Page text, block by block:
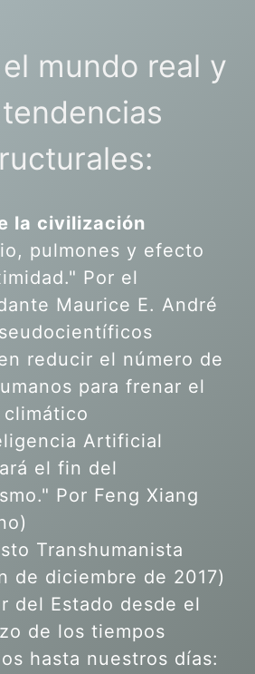
mundo real y
la civilización
pulmones y efecto
Por el
Maurice E. André
reducir el número de
para frenar el
climático
Artificial
el fin del
Por Feng Xiang
Transhumanista
de diciembre de 2017)
del Estado desde el
de los tiempos
hasta nuestros días: